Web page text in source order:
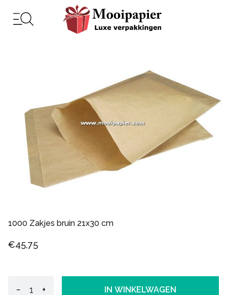
1000 Zakjes bruin 21x30 cm
€45,75
− + IN WINKELWAGEN